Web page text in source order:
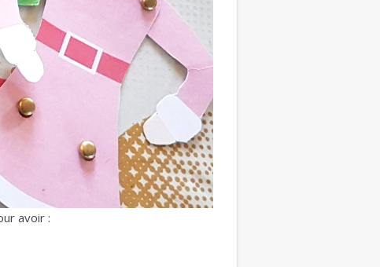
avoir :